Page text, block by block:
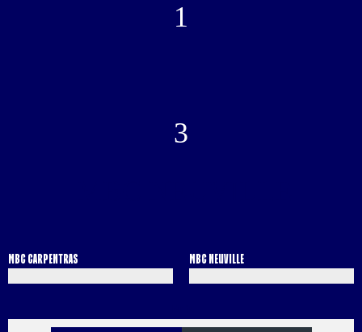
1
3
MBC CARPENTRAS MBC NEUVILLE